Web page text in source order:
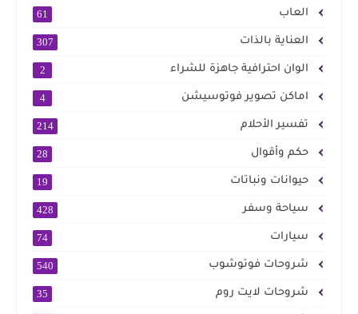
العاب 61
العناية بالذات 307
الوان احترافية جاهزة للشراء 2
اماكن تصوير فوتوسيشن 4
تفسير الأحلام 214
حكم وأقوال 28
حيوانات ونباتات 19
سياحة وسفر 428
سيارات 74
شروحات فوتوشوب 540
شروحات لايت روم 35